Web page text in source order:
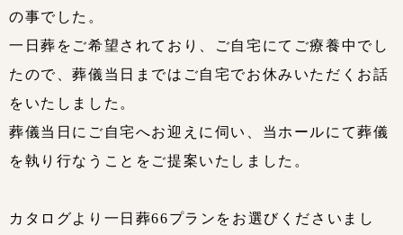
の事でした。
一日葬をご希望されており、ご自宅にてご療養中でし
たので、葬儀当日まではご自宅でお休みいただくお話
をいたしました。
葬儀当日にご自宅へお迎えに伺い、当ホールにて葬儀
を執り行なうことをご提案いたしました。
カタログより一日葬66プランをお選びくださいまし